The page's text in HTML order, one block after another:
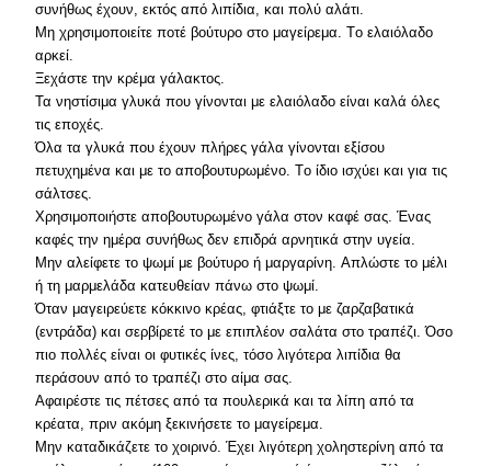
συνήθως έχουν, εκτός από λιπίδια, και πολύ αλάτι.
Μη χρησιμοποιείτε ποτέ βούτυρο στο μαγείρεμα. Tο ελαιόλαδο
αρκεί.
Ξεχάστε την κρέμα γάλακτος.
Τα νηστίσιμα γλυκά που γίνονται με ελαιόλαδο είναι καλά όλες
τις εποχές.
Όλα τα γλυκά που έχουν πλήρες γάλα γίνονται εξίσου
πετυχημένα και με το αποβουτυρωμένο. Tο ίδιο ισχύει και για τις
σάλτσες.
Xρησιμοποιήστε αποβουτυρωμένο γάλα στον καφέ σας. Ένας
καφές την ημέρα συνήθως δεν επιδρά αρνητικά στην υγεία.
Μην αλείφετε το ψωμί με βούτυρο ή μαργαρίνη. Aπλώστε το μέλι
ή τη μαρμελάδα κατευθείαν πάνω στο ψωμί.
Όταν μαγειρεύετε κόκκινο κρέας, φτιάξτε το με ζαρζαβατικά
(εντράδα) και σερβίρετέ το με επιπλέον σαλάτα στο τραπέζι. Όσο
πιο πολλές είναι οι φυτικές ίνες, τόσο λιγότερα λιπίδια θα
περάσουν από το τραπέζι στο αίμα σας.
Αφαιρέστε τις πέτσες από τα πουλερικά και τα λίπη από τα
κρέατα, πριν ακόμη ξεκινήσετε το μαγείρεμα.
Μην καταδικάζετε το χοιρινό. Έχει λιγότερη χοληστερίνη από τα